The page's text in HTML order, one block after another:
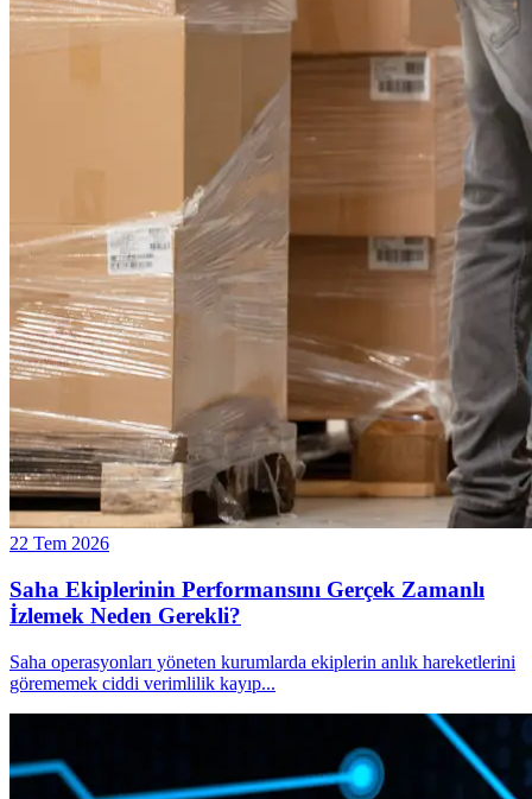
22 Tem 2026
Saha Ekiplerinin Performansını Gerçek Zamanlı
İzlemek Neden Gerekli?
Saha operasyonları yöneten kurumlarda ekiplerin anlık hareketlerini
görememek ciddi verimlilik kayıp...